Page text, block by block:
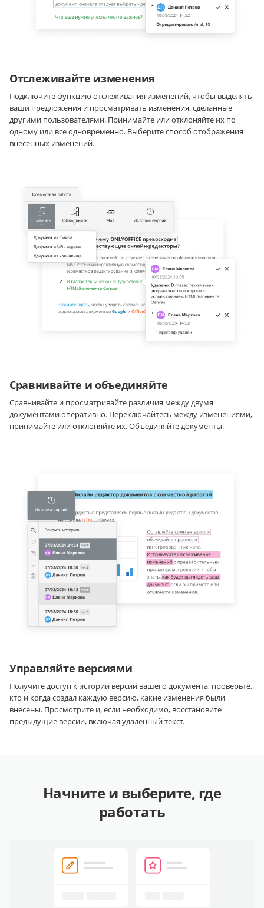
Отслеживайте изменения
Подключите функцию отслеживания изменений, чтобы выделять
ваши предложения и просматривать изменения, сделанные
другими пользователями. Принимайте или отклоняйте их по
одному или все одновременно. Выберите способ отображения
внесенных изменений.
Сравнивайте и объединяйте
Сравнивайте и просматривайте различия между двумя
документами оперативно. Переключайтесь между изменениями,
принимайте или отклоняйте их. Объединяйте документы.
Управляйте версиями
Получите доступ к истории версий вашего документа, проверьте,
кто и когда создал каждую версию, какие изменения были
внесены. Просмотрите и, если необходимо, восстановите
предыдущие версии, включая удаленный текст.
Начните и выберите, где
работать